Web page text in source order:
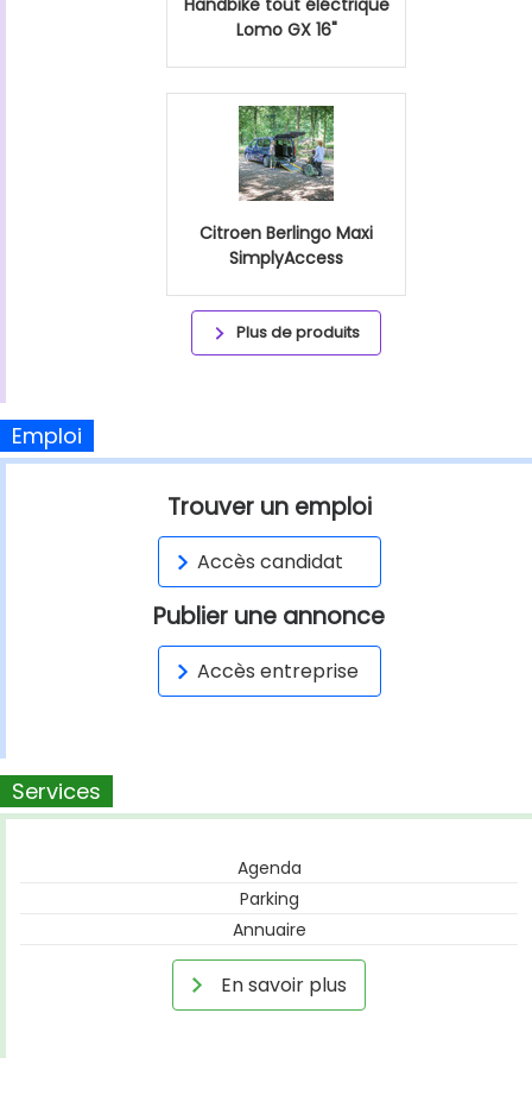
Lomo GX 16"
Citroen Berlingo Maxi
SimplyAccess
Plus de produits
Emploi
Trouver un emploi
Accès candidat
Publier une annonce
Accès entreprise
Services
Agenda
Parking
Annuaire
En savoir plus